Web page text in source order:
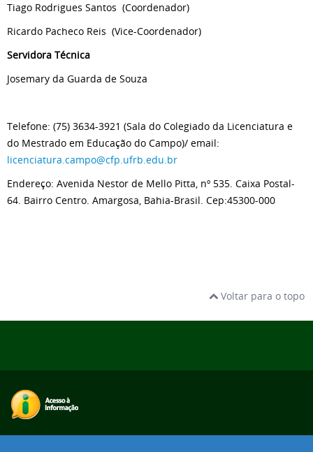
Tiago Rodrigues Santos (Coordenador)
Ricardo Pacheco Reis (Vice-Coordenador)
Servidora Técnica
Josemary da Guarda de Souza
Telefone: (75) 3634-3921 (Sala do Colegiado da Licenciatura e
do Mestrado em Educação do Campo)/ email:
licenciatura.campo@cfp.ufrb.edu.br
Endereço: Avenida Nestor de Mello Pitta, nº 535. Caixa Postal-
64. Bairro Centro. Amargosa, Bahia-Brasil. Cep:45300-000
Voltar para o topo